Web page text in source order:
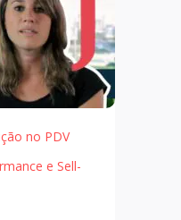
no PDV
e Sell-